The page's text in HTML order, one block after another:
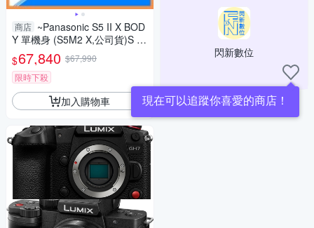
商店 ~Panasonic S5 II X BOD
Y 單機身 (S5M2 X,公司貨)S 5II
$67,840 $67,990
限時下殺
加入購物車
閃新數位
現在可以追蹤你喜愛的商店！